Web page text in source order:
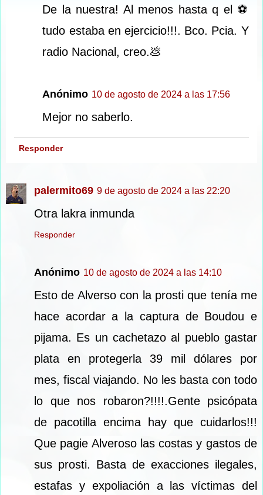
De la nuestra! Al menos hasta q el ⚽️
tudo estaba en ejercicio!!!. Bco. Pcia. Y
radio Nacional, creo.💩
Anónimo 10 de agosto de 2024 a las 17:56
Mejor no saberlo.
Responder
palermito69 9 de agosto de 2024 a las 22:20
Otra lakra inmunda
Responder
Anónimo 10 de agosto de 2024 a las 14:10
Esto de Alverso con la prosti que tenía me
hace acordar a la captura de Boudou e
pijama. Es un cachetazo al pueblo gastar
plata en protegerla 39 mil dólares por
mes, fiscal viajando. No les basta con todo
lo que nos robaron?!!!!.Gente psicópata
de pacotilla encima hay que cuidarlos!!!
Que pagie Alveroso las costas y gastos de
sus prosti. Basta de exacciones ilegales,
estafas y expoliación a las víctimas del